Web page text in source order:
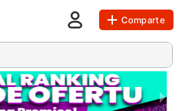
Comparte